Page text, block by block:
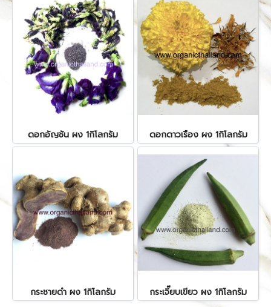
ดอกอัญชัน ผง 1กิโลกรัม ดอกดาวเรือง ผง 1กิโลกรัม
กระชายดำ ผง 1กิโลกรัม กระเจี๊ยบเขียว ผง 1กิโลกรัม